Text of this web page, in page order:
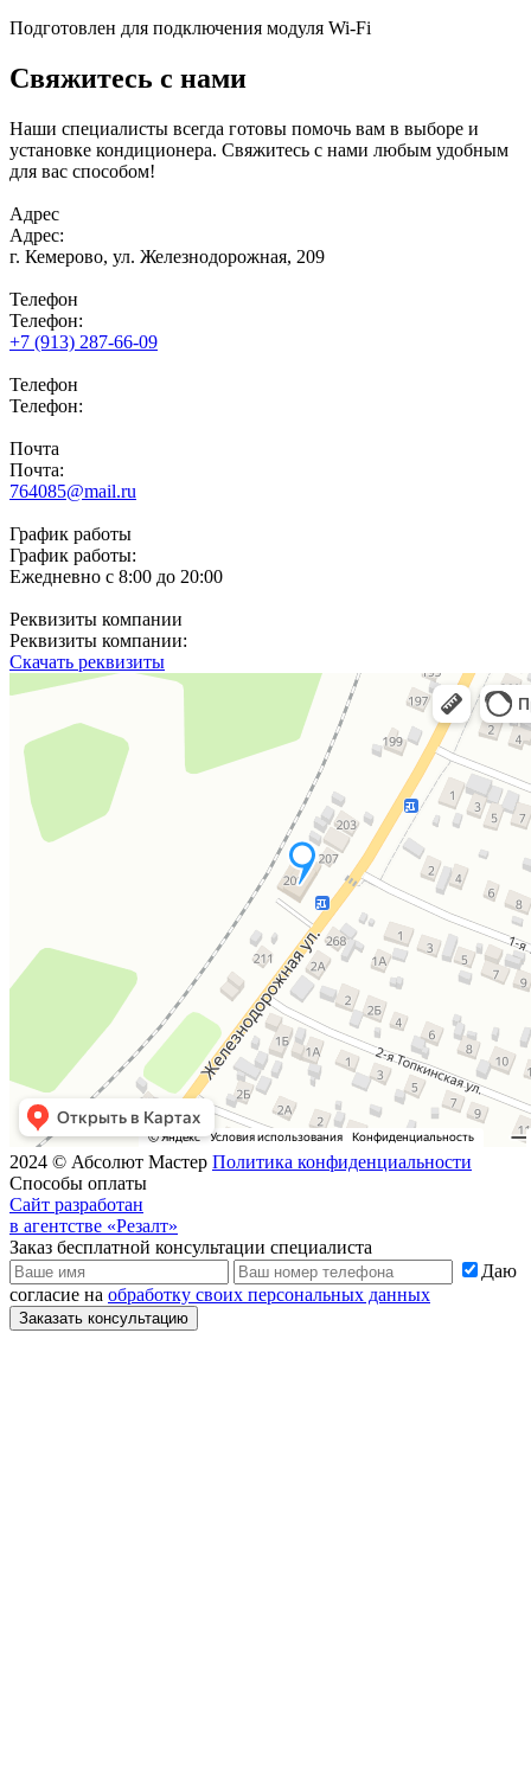
Подготовлен для подключения модуля Wi-Fi
Свяжитесь с нами
Наши специалисты всегда готовы помочь вам в выборе и
установке кондиционера. Свяжитесь с нами любым удобным
для вас способом!
Адрес
Адрес:
г. Кемерово, ул. Железнодорожная, 209
Телефон
Телефон:
+7 (913) 287-66-09
Телефон
Телефон:
Почта
Почта:
764085@mail.ru
График работы
График работы:
Ежедневно с 8:00 до 20:00
Реквизиты компании
Реквизиты компании:
Скачать реквизиты
2024 © Абсолют Мастер Политика конфиденциальности
Способы оплаты
Сайт разработан
в агентстве «Резалт»
Заказ бесплатной консультации специалиста
Даю
согласие на обработку своих персональных данных
Заказать консультацию